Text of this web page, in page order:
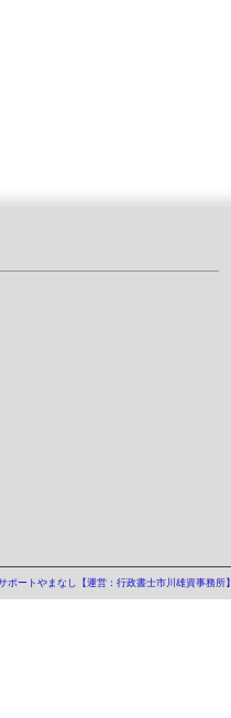
ポートやまなし【運営：行政書士市川雄資事務所】